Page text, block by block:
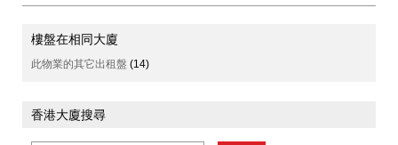
樓盤在相同大廈
此物業的其它出租盤 (14)
香港大廈搜尋